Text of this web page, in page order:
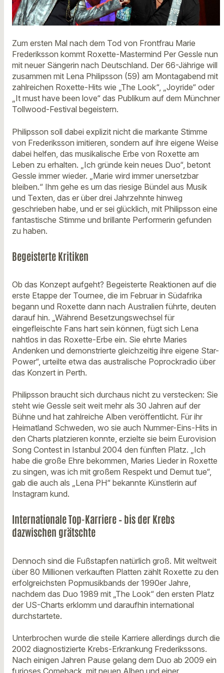
Zum ersten Mal nach dem Tod von Frontfrau Marie
Frederiksson kommt Roxette-Mastermind Per Gessle nun
mit neuer Sängerin nach Deutschland. Der 66-Jährige will
zusammen mit Lena Philipsson (59) am Montagabend mit
zahlreichen Roxette-Hits wie „The Look“, „Joyride“ oder
„It must have been love“ das Publikum auf dem Münchner
Tollwood-Festival begeistern.
Philipsson soll dabei explizit nicht die markante Stimme
von Frederiksson imitieren, sondern auf ihre eigene Weise
dabei helfen, das musikalische Erbe von Roxette am
Leben zu erhalten. „Ich gründe kein neues Duo“, betont
Gessle immer wieder. „Marie wird immer unersetzbar
bleiben.“ Ihm gehe es um das riesige Bündel aus Musik
und Texten, das er über drei Jahrzehnte hinweg
geschrieben habe, und er sei glücklich, mit Philipsson eine
fantastische Stimme und brillante Performerin gefunden
zu haben.
Begeisterte Kritiken
Ob das Konzept aufgeht? Begeisterte Reaktionen auf die
erste Etappe der Tournee, die im Februar in Südafrika
begann und Roxette dann nach Australien führte, deuten
darauf hin. „Während Besetzungswechsel für
eingefleischte Fans hart sein können, fügt sich Lena
nahtlos in das Roxette-Erbe ein. Sie ehrte Maries
Andenken und demonstrierte gleichzeitig ihre eigene Star-
Power“, urteilte etwa das australische Poprockradio über
das Konzert in Perth.
Philipsson braucht sich durchaus nicht zu verstecken: Sie
steht wie Gessle seit weit mehr als 30 Jahren auf der
Bühne und hat zahlreiche Alben veröffentlicht. Für ihr
Heimatland Schweden, wo sie auch Nummer-Eins-Hits in
den Charts platzieren konnte, erzielte sie beim Eurovision
Song Contest in Istanbul 2004 den fünften Platz. „Ich
habe die große Ehre bekommen, Maries Lieder in Roxette
zu singen, was ich mit großem Respekt und Demut tue“,
gab die auch als „Lena PH“ bekannte Künstlerin auf
Instagram kund.
Internationale Top-Karriere – bis der Krebs
dazwischen grätschte
Dennoch sind die Fußstapfen natürlich groß. Mit weltweit
über 80 Millionen verkauften Platten zählt Roxette zu den
erfolgreichsten Popmusikbands der 1990er Jahre,
nachdem das Duo 1989 mit „The Look“ den ersten Platz
der US-Charts erklomm und daraufhin international
durchstartete.
Unterbrochen wurde die steile Karriere allerdings durch die
2002 diagnostizierte Krebs-Erkrankung Frederikssons.
Nach einigen Jahren Pause gelang dem Duo ab 2009 ein